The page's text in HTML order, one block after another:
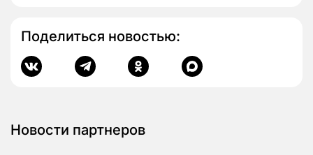
Поделиться новостью:
Новости партнеров